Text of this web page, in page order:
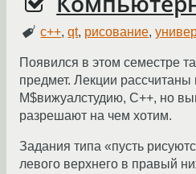
c++,qt, рисование,
Появился в этом семестре
предмет. Лекции рассчитаны
M$вижуалстудию, C++, но
разрешают на чем хотим.
Задания типа «пусть
левого верхнего в правый